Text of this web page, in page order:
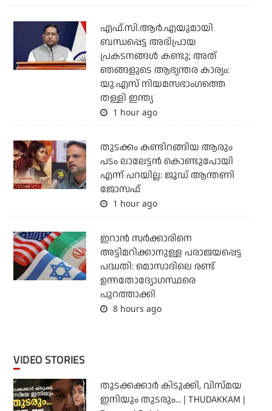
എഫ്.സി.ആര്‍.എയുമായി
ബന്ധപ്പെട്ട അഭിപ്രായ
പ്രകടനങ്ങള്‍ കണ്ടു; അത്
ഞങ്ങളുടെ ആഭ്യന്തര കാര്യം:
യു.എസ് നിയമസഭാംഗത്തെ
തള്ളി ഇന്ത്യ
1 hour ago
തുടക്കം കണ്ടിറങ്ങിയ ആരും
പടം ലാലേട്ടൻ കൊണ്ടുപോയി
എന്ന് പറയില്ല: ജൂഡ് ആന്തണി
ജോസഫ്
1 hour ago
ഇറാന്‍ സര്‍ക്കാരിനെ
അട്ടിമറിക്കാനുള്ള പരാജയപ്പെട്ട
പദ്ധതി: മൊസാദിലെ രണ്ട്
ഉന്നതോദ്യോഗസ്ഥരെ
പുറത്താക്കി
8 hours ago
VIDEO STORIES
തുടക്കക്കാര്‍ കിടുക്കി, വിസ്മയ
ഇനിയും തുടരും... | THUDAKKAM |